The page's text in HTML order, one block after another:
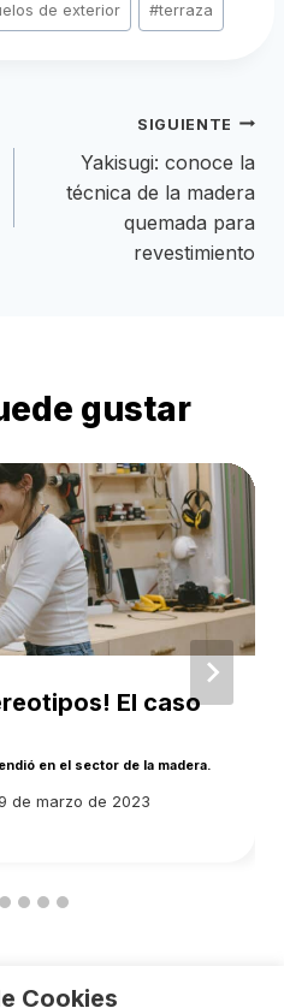
de exterior #terraza
SIGUIENTE
Yakisugi: conoce la
técnica de la madera
quemada para
revestimiento
gustar
El caso
en el sector de la madera.
de marzo de 2023
Cookies